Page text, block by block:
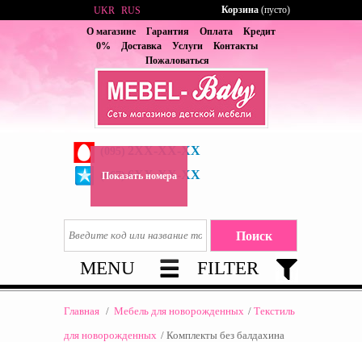
О магазине Гарантия Оплата
Кредит
0%
Доставка Услуги
Контакты
Пожаловаться
2XX-XX-XX
(067) 6XX-XX-XX
Показать номера
UKR RUS Корзина (пусто)
MENU FILTER
Главная / Мебель для новорожденных / Текстиль
для новорожденных / Комплекты без балдахина